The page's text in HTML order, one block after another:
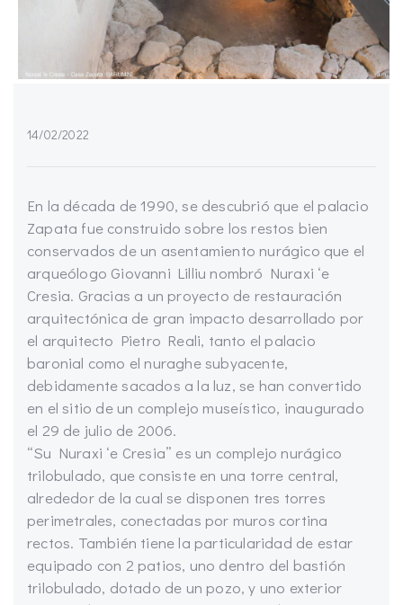
14/02/2022
En la década de 1990, se descubrió que el palacio
Zapata fue construido sobre los restos bien
conservados de un asentamiento nurágico que el
arqueólogo Giovanni Lilliu nombró Nuraxi ‘e
Cresia. Gracias a un proyecto de restauración
arquitectónica de gran impacto desarrollado por
el arquitecto Pietro Reali, tanto el palacio
baronial como el nuraghe subyacente,
debidamente sacados a la luz, se han convertido
en el sitio de un complejo museístico, inaugurado
el 29 de julio de 2006.
“Su Nuraxi ‘e Cresia” es un complejo nurágico
trilobulado, que consiste en una torre central,
alrededor de la cual se disponen tres torres
perimetrales, conectadas por muros cortina
rectos. También tiene la particularidad de estar
equipado con 2 patios, uno dentro del bastión
trilobulado, dotado de un pozo, y uno exterior